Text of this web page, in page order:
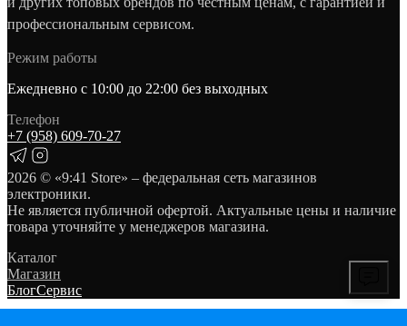
профессиональным сервисом.
Режим работы
Ежедневно с 10:00 до 22:00 без выходных
Телефон
+7 (958) 609‑70‑27
2026 © «9:41 Store» – федеральная сеть магазинов
электроники.
Не является публичной офертой. Актуальные цены и наличие
товара уточняйте у менеджеров магазина.
Каталог
Магазин
БлогСервис